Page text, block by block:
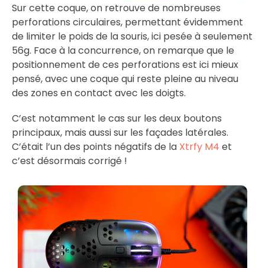
Sur cette coque, on retrouve de nombreuses
perforations circulaires, permettant évidemment
de limiter le poids de la souris, ici pesée à seulement
56g. Face à la concurrence, on remarque que le
positionnement de ces perforations est ici mieux
pensé, avec une coque qui reste pleine au niveau
des zones en contact avec les doigts.
C’est notamment le cas sur les deux boutons
principaux, mais aussi sur les façades latérales.
C’était l’un des points négatifs de la Xtrfy M4 et
c’est désormais corrigé !